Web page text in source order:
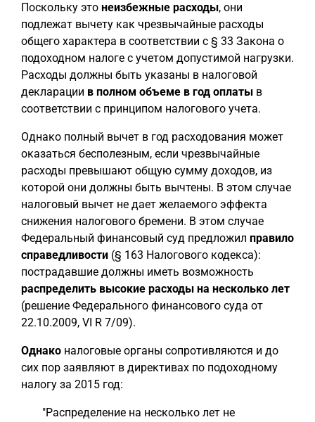
Поскольку это неизбежные расходы, они
подлежат вычету как чрезвычайные расходы
общего характера в соответствии с § 33 Закона о
подоходном налоге с учетом допустимой нагрузки.
Расходы должны быть указаны в налоговой
декларации в полном объеме в год оплаты в
соответствии с принципом налогового учета.
Однако полный вычет в год расходования может
оказаться бесполезным, если чрезвычайные
расходы превышают общую сумму доходов, из
которой они должны быть вычтены. В этом случае
налоговый вычет не дает желаемого эффекта
снижения налогового бремени. В этом случае
Федеральный финансовый суд предложил правило
справедливости (§ 163 Налогового кодекса):
пострадавшие должны иметь возможность
распределить высокие расходы на несколько лет
(решение Федерального финансового суда от
22.10.2009, VI R 7/09).
Однако налоговые органы сопротивляются и до
сих пор заявляют в директивах по подоходному
налогу за 2015 год:
"Распределение на несколько лет не